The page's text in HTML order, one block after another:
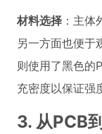
材料选择 ：主
另一方面也便于
则使用了黑色的
充密度以保证强
3. 从PCB